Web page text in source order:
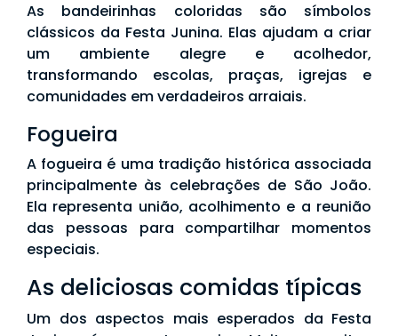
As bandeirinhas coloridas são símbolos
clássicos da Festa Junina. Elas ajudam a criar
um ambiente alegre e acolhedor,
transformando escolas, praças, igrejas e
comunidades em verdadeiros arraiais.
Fogueira
A fogueira é uma tradição histórica associada
principalmente às celebrações de São João.
Ela representa união, acolhimento e a reunião
das pessoas para compartilhar momentos
especiais.
As deliciosas comidas típicas
Um dos aspectos mais esperados da Festa